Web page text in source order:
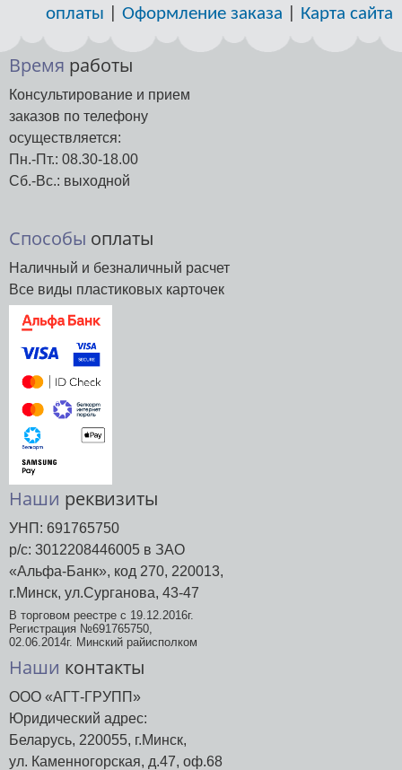
оплаты
Оформление заказа Карта сайта
Время работы
Консультирование и прием
заказов по телефону
осуществляется:
Пн.-Пт.: 08.30-18.00
Сб.-Вс.: выходной
Способы оплаты
Наличный и безналичный расчет
Все виды пластиковых карточек
Наши реквизиты
УНП: 691765750
р/с: 3012208446005 в ЗАО
«Альфа-Банк», код 270, 220013,
г.Минск, ул.Сурганова, 43-47
В торговом реестре с 19.12.2016г.
Регистрация №691765750,
02.06.2014г. Минский райисполком
Наши контакты
ООО «АГТ-ГРУПП»
Юридический адрес:
Беларусь, 220055, г.Минск,
ул. Каменногорская, д.47, оф.68